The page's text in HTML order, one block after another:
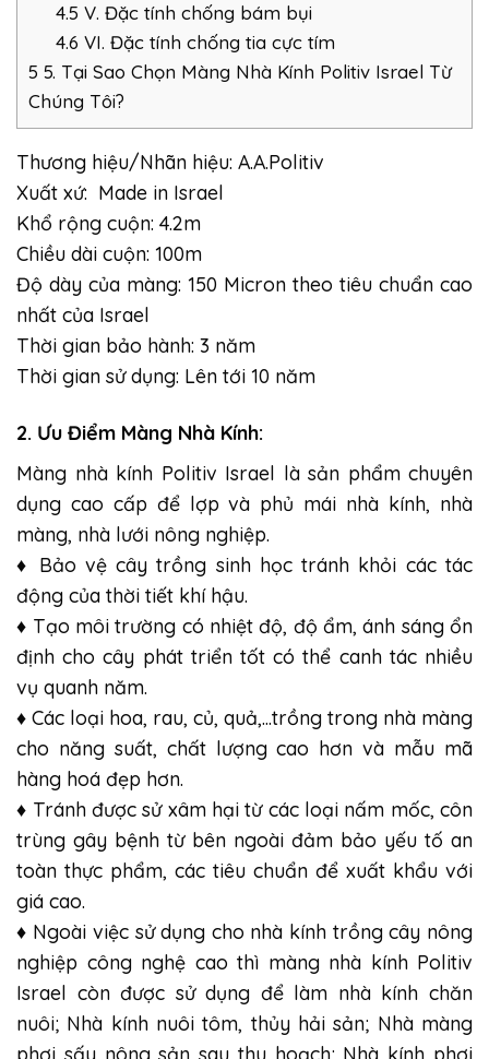
4.5 V. Đặc tính chống bám bụi
4.6 VI. Đặc tính chống tia cực tím
5 5. Tại Sao Chọn Màng Nhà Kính Politiv Israel Từ
Chúng Tôi?
Thương hiệu/Nhãn hiệu: A.A.Politiv
Xuất xứ: Made in Israel
Khổ rộng cuộn: 4.2m
Chiều dài cuộn: 100m
Độ dày của màng: 150 Micron theo tiêu chuẩn cao
nhất của Israel
Thời gian bảo hành: 3 năm
Thời gian sử dụng: Lên tới 10 năm
2. Ưu Điểm Màng Nhà Kính:
Màng nhà kính Politiv Israel là sản phẩm chuyên
dụng cao cấp để lợp và phủ mái nhà kính, nhà
màng, nhà lưới nông nghiệp.
♦ Bảo vệ cây trồng sinh học tránh khỏi các tác
động của thời tiết khí hậu.
♦ Tạo môi trường có nhiệt độ, độ ẩm, ánh sáng ổn
định cho cây phát triển tốt có thể canh tác nhiều
vụ quanh năm.
♦ Các loại hoa, rau, củ, quả,…trồng trong nhà màng
cho năng suất, chất lượng cao hơn và mẫu mã
hàng hoá đẹp hơn.
♦ Tránh được sử xâm hại từ các loại nấm mốc, côn
trùng gây bệnh từ bên ngoài đảm bảo yếu tố an
toàn thực phẩm, các tiêu chuẩn để xuất khẩu với
giá cao.
♦ Ngoài việc sử dụng cho nhà kính trồng cây nông
nghiệp công nghệ cao thì màng nhà kính Politiv
Israel còn được sử dụng để làm nhà kính chăn
nuôi; Nhà kính nuôi tôm, thủy hải sản; Nhà màng
phơi sấy nông sản sau thu hoạch; Nhà kính phơi